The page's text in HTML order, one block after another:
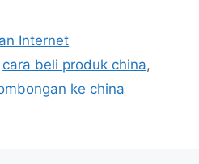
Internet
cara beli produk china,
ke china